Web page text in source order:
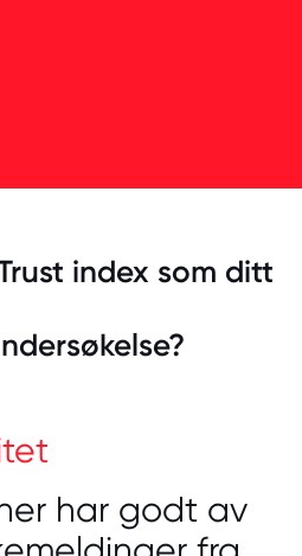
index som ditt
har godt av